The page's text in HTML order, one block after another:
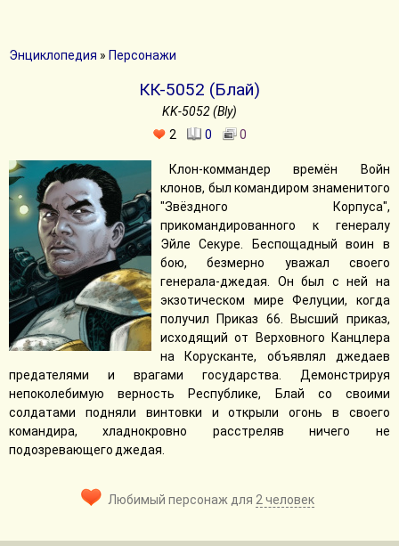
Энциклопедия » Персонажи
КК-5052 (Блай)
KK-5052 (Bly)
2
0 0
Клон-коммандер времён Войн
клонов, был командиром знаменитого
"Звёздного Корпуса",
прикомандированного к генералу
Эйле Секуре. Беспощадный воин в
бою, безмерно уважал своего
генерала-джедая. Он был с ней на
экзотическом мире Фелуции, когда
получил Приказ 66. Высший приказ,
исходящий от Верховного Канцлера
на Корусканте, объявлял джедаев
предателями и врагами государства. Демонстрируя
непоколебимую верность Республике, Блай со своими
солдатами подняли винтовки и открыли огонь в своего
командира, хладнокровно расстреляв ничего не
подозревающего джедая.
Любимый персонаж для 2 человек